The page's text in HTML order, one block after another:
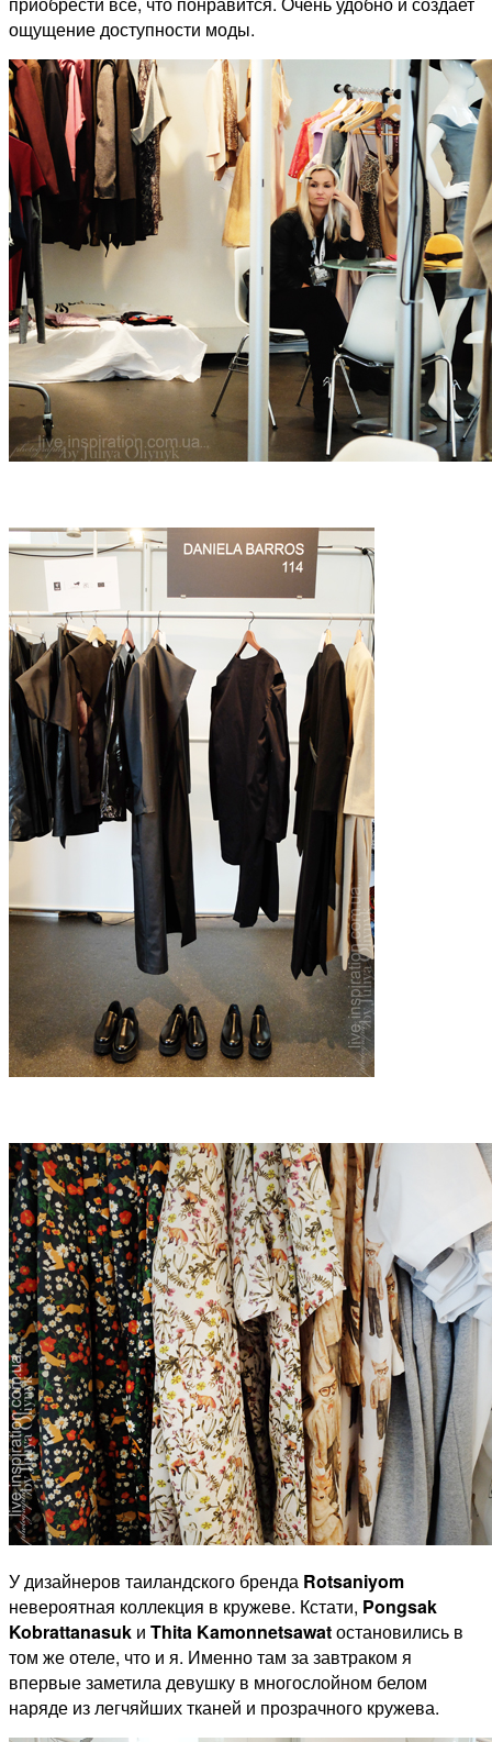
ощущение доступности моды.
У дизайнеров таиландского бренда Rotsaniyom
невероятная коллекция в кружеве. Кстати, Pongsak
Kobrattanasuk и Thita Kamonnetsawatостановились в
том же отеле, что и я. Именно там за завтраком я
впервые заметила девушку в многослойном белом
наряде из легчяйших тканей и прозрачного кружева.